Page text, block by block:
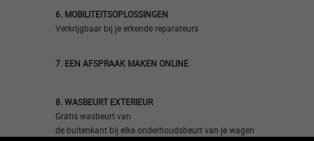
6. MOBILITEITSOPLOSSINGEN
Verkrijgbaar bij je erkende reparateurs​
7. EEN AFSPRAAK MAKEN ONLINE
8. WASBEURT EXTERIEUR
Gratis wasbeurt van
de buitenkant bij elke onderhoudsbeurt van je wagen​